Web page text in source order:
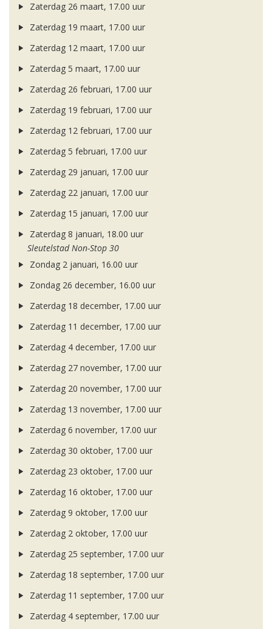
Zaterdag 26 maart, 17.00 uur
Zaterdag 19 maart, 17.00 uur
Zaterdag 12 maart, 17.00 uur
Zaterdag 5 maart, 17.00 uur
Zaterdag 26 februari, 17.00 uur
Zaterdag 19 februari, 17.00 uur
Zaterdag 12 februari, 17.00 uur
Zaterdag 5 februari, 17.00 uur
Zaterdag 29 januari, 17.00 uur
Zaterdag 22 januari, 17.00 uur
Zaterdag 15 januari, 17.00 uur
Zaterdag 8 januari, 18.00 uur
Sleutelstad Non-Stop 30
Zondag 2 januari, 16.00 uur
Zondag 26 december, 16.00 uur
Zaterdag 18 december, 17.00 uur
Zaterdag 11 december, 17.00 uur
Zaterdag 4 december, 17.00 uur
Zaterdag 27 november, 17.00 uur
Zaterdag 20 november, 17.00 uur
Zaterdag 13 november, 17.00 uur
Zaterdag 6 november, 17.00 uur
Zaterdag 30 oktober, 17.00 uur
Zaterdag 23 oktober, 17.00 uur
Zaterdag 16 oktober, 17.00 uur
Zaterdag 9 oktober, 17.00 uur
Zaterdag 2 oktober, 17.00 uur
Zaterdag 25 september, 17.00 uur
Zaterdag 18 september, 17.00 uur
Zaterdag 11 september, 17.00 uur
Zaterdag 4 september, 17.00 uur